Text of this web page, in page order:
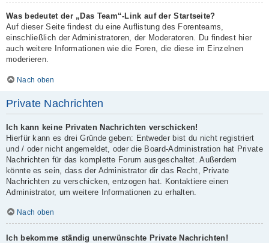
Was bedeutet der „Das Team“-Link auf der Startseite?
Auf dieser Seite findest du eine Auflistung des Forenteams,
einschließlich der Administratoren, der Moderatoren. Du findest hier
auch weitere Informationen wie die Foren, die diese im Einzelnen
moderieren.
Nach oben
Private Nachrichten
Ich kann keine Privaten Nachrichten verschicken!
Hierfür kann es drei Gründe geben: Entweder bist du nicht registriert
und / oder nicht angemeldet, oder die Board-Administration hat Private
Nachrichten für das komplette Forum ausgeschaltet. Außerdem
könnte es sein, dass der Administrator dir das Recht, Private
Nachrichten zu verschicken, entzogen hat. Kontaktiere einen
Administrator, um weitere Informationen zu erhalten.
Nach oben
Ich bekomme ständig unerwünschte Private Nachrichten!